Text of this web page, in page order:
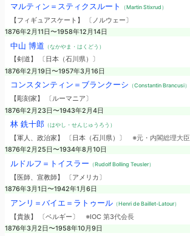
マルティン＝スティクスルート （Martin Stixrud）
【フィギュアスケート】 〔ノルウェー〕
1876年2月11日〜1958年12月14日
中山 博道 （なかやま・はくどう）
【剣道】 〔日本（石川県）〕
1876年2月19日〜1957年3月16日
コンスタンティン＝ブランクーシ （Constantin Brancusi）
【彫刻家】 〔ルーマニア〕
1876年2月23日〜1943年2月4日
林 銑十郎（はやし・せんじゅうろう）
【軍人、政治家】 〔日本（石川県）〕 ※元・内閣総理大臣
1876年2月25日〜1934年8月10日
ルドルフ＝トイスラー （Rudolf Bolling Teusler）
【医師、宣教師】 〔アメリカ〕
1876年3月1日〜1942年1月6日
アンリ＝バイエ＝ラトゥール（Henri de Baillet-Latour）
【貴族】 〔ベルギー〕 ※IOC 第3代会長
1876年3月2日〜1958年10月9日